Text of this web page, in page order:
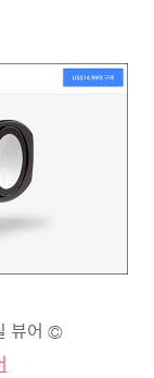
뷰어 ©